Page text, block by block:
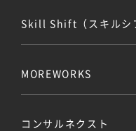
Skill Shift（スキルシ
MOREWORKS
コンサルネクスト